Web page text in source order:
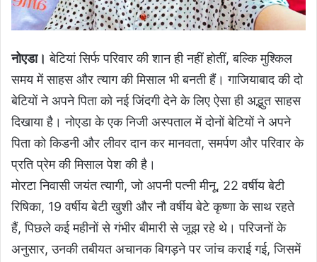
नोएडा। बेटियां सिर्फ परिवार की शान ही नहीं होतीं, बल्कि मुश्किल
समय में साहस और त्याग की मिसाल भी बनती हैं। गाजियाबाद की दो
बेटियों ने अपने पिता को नई जिंदगी देने के लिए ऐसा ही अद्भुत साहस
दिखाया है। नोएडा के एक निजी अस्पताल में दोनों बेटियों ने अपने
पिता को किडनी और लीवर दान कर मानवता, समर्पण और परिवार के
प्रति प्रेम की मिसाल पेश की है।
मोरटा निवासी जयंत त्यागी, जो अपनी पत्नी मीनू, 22 वर्षीय बेटी
रिषिका, 19 वर्षीय बेटी खुशी और नौ वर्षीय बेटे कृष्णा के साथ रहते
हैं, पिछले कई महीनों से गंभीर बीमारी से जूझ रहे थे। परिजनों के
अनुसार, उनकी तबीयत अचानक बिगड़ने पर जांच कराई गई, जिसमें